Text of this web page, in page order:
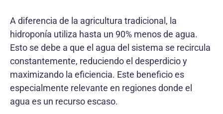
A diferencia de la agricultura tradicional, la
hidroponía utiliza hasta un 90% menos de agua.
Esto se debe a que el agua del sistema se recircula
constantemente, reduciendo el desperdicio y
maximizando la eficiencia. Este beneficio es
especialmente relevante en regiones donde el
agua es un recurso escaso.